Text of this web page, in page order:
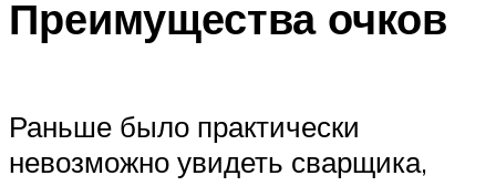
Преимущества очков
Раньше было практически
невозможно увидеть сварщика,